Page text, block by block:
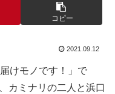
コピー
2021.09.12
けモノです！」で
カミナリの二人と浜口